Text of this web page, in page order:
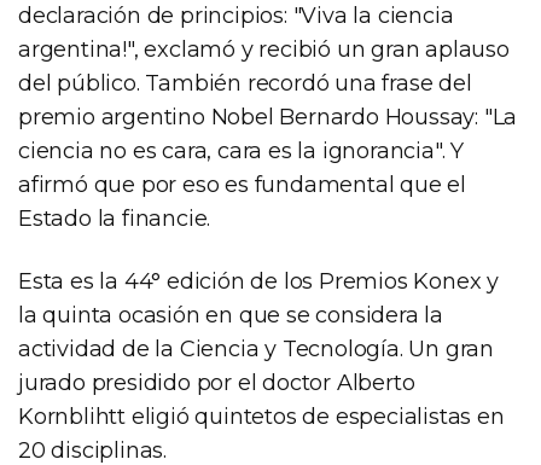
declaración de principios: "Viva la ciencia
argentina!", exclamó y recibió un gran aplauso
del público. También recordó una frase del
premio argentino Nobel Bernardo Houssay: "La
ciencia no es cara, cara es la ignorancia". Y
afirmó que por eso es fundamental que el
Estado la financie.
Esta es la 44° edición de los Premios Konex y
la quinta ocasión en que se considera la
actividad de la Ciencia y Tecnología. Un gran
jurado presidido por el doctor Alberto
Kornblihtt eligió quintetos de especialistas en
20 disciplinas.